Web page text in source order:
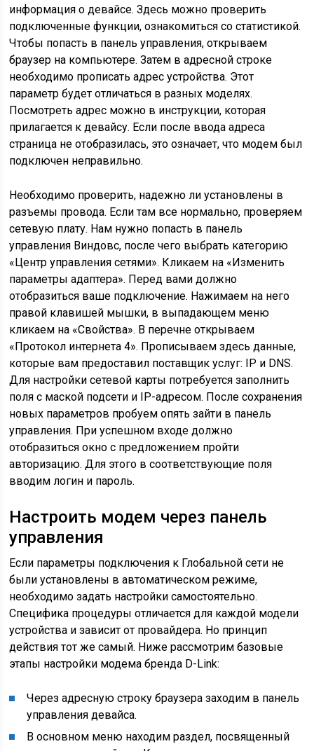
информация о девайсе. Здесь можно проверить
подключенные функции, ознакомиться со статистикой.
Чтобы попасть в панель управления, открываем
браузер на компьютере. Затем в адресной строке
необходимо прописать адрес устройства. Этот
параметр будет отличаться в разных моделях.
Посмотреть адрес можно в инструкции, которая
прилагается к девайсу. Если после ввода адреса
страница не отобразилась, это означает, что модем был
подключен неправильно.
Необходимо проверить, надежно ли установлены в
разъемы провода. Если там все нормально, проверяем
сетевую плату. Нам нужно попасть в панель
управления Виндовс, после чего выбрать категорию
«Центр управления сетями». Кликаем на «Изменить
параметры адаптера». Перед вами должно
отобразиться ваше подключение. Нажимаем на него
правой клавишей мышки, в выпадающем меню
кликаем на «Свойства». В перечне открываем
«Протокол интернета 4». Прописываем здесь данные,
которые вам предоставил поставщик услуг: IP и DNS.
Для настройки сетевой карты потребуется заполнить
поля с маской подсети и IP-адресом. После сохранения
новых параметров пробуем опять зайти в панель
управления. При успешном входе должно
отобразиться окно с предложением пройти
авторизацию. Для этого в соответствующие поля
вводим логин и пароль.
Настроить модем через панель
управления
Если параметры подключения к Глобальной сети не
были установлены в автоматическом режиме,
необходимо задать настройки самостоятельно.
Специфика процедуры отличается для каждой модели
устройства и зависит от провайдера. Но принцип
действия тот же самый. Ниже рассмотрим базовые
этапы настройки модема бренда D-Link:
Через адресную строку браузера заходим в панель
управления девайса.
В основном меню находим раздел, посвященный